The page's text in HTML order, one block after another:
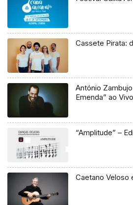
Cassete Pirata:
António
Emenda” ao Vivo
“Amplitude” –
Caetano Veloso